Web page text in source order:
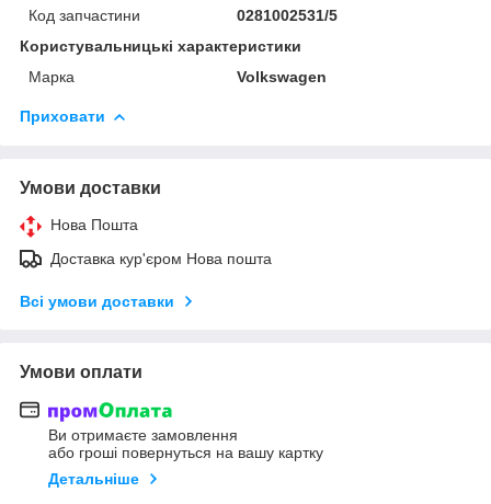
Код запчастини
0281002531/5
Користувальницькі характеристики
Марка
Volkswagen
Приховати
Умови доставки
Нова Пошта
Доставка кур'єром Нова пошта
Всі умови доставки
Умови оплати
Ви отримаєте замовлення
або гроші повернуться на вашу картку
Детальніше